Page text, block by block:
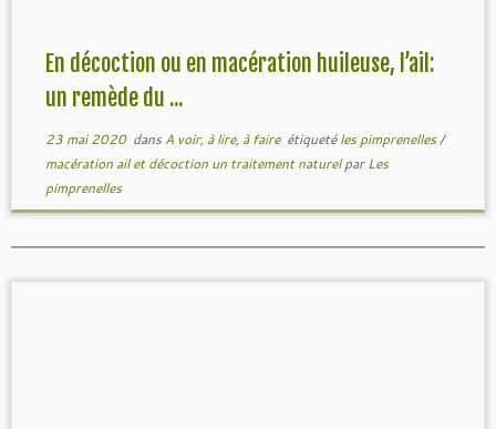
En décoction ou en macération huileuse, l’ail:
un remède du ...
23 mai 2020dans A voir, à lire, à faire étiquetéles pimprenelles/
macération ail et décoction un traitement naturelparLes
pimprenelles